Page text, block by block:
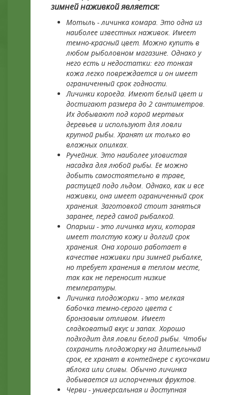
зимней наживкой является:
Мотыль - личинка комара. Это одна из
наиболее известных наживок. Имеет
темно-красный цвет. Можно купить в
любом рыболовном магазине. Однако у
него есть и недостатки: его тонкая
кожа легко повреждается и он имеет
ограниченный срок годности.
Личинки короеда. Имеют белый цвет и
достигают размера до 2 сантиметров.
Их добывают под корой мертвых
деревьев и используют для ловли
крупной рыбы. Хранят их только во
влажных опилках.
Ручейник. Это наиболее уловистая
насадка для любой рыбы. Ее можно
добыть самостоятельно в траве,
растущей подо льдом. Однако, как и все
наживки, она имеет ограниченный срок
хранения. Заготовкой стоит заняться
заранее, перед самой рыбалкой.
Опарыш - это личинка мухи, которая
имеет толстую кожу и долгий срок
хранения. Она хорошо работает в
качестве наживки при зимней рыбалке,
но требует хранения в теплом месте,
так как не переносит низкие
температуры.
Личинка плодожорки - это мелкая
бабочка темно-серого цвета с
бронзовым отливом. Имеет
сладковатый вкус и запах. Хорошо
подходит для ловли белой рыбы. Чтобы
сохранить плодожорку на длительный
срок, ее хранят в контейнере с кусочками
яблока или сливы. Обычно личинка
добывается из испорченных фруктов.
Черви - универсальная и доступная